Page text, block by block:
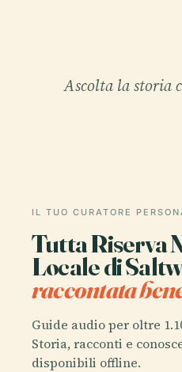
Ascolta la storia
IL TUO CURATORE
Tutta Riserva
Locale di
raccontata
Guide audio per oltre
Storia, racconti e
disponibili offline.